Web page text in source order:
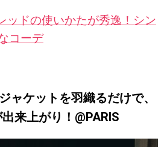
ッドの使いかたが秀逸！シン
コーデ
ャケットを羽織るだけで、
来上がり！@PARIS